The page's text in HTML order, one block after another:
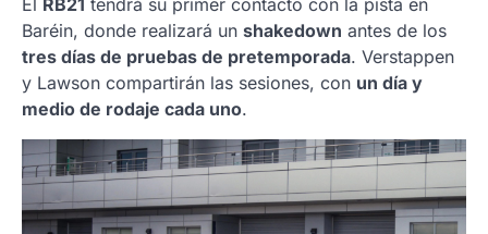
El RB21 tendrá su primer contacto con la pista en
Baréin, donde realizará un shakedown antes de los
tres días de pruebas de pretemporada. Verstappen
y Lawson compartirán las sesiones, con un día y
medio de rodaje cada uno.